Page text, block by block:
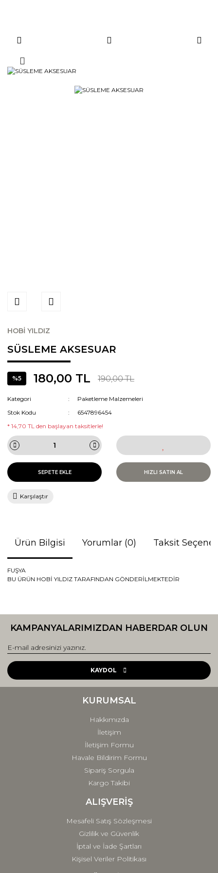
HOBİ YILDIZ
SÜSLEME AKSESUAR
%5 180,00 TL 190,00 TL
Kategori
Paketleme Malzemeleri
Stok Kodu
6547896454
* 14,70 TL den başlayan taksitlerle!
SEPETE EKLE HIZLI SATIN AL
Karşılaştır
Ürün Bilgisi Yorumlar (0) Taksit
FUŞYA
BU ÜRÜN HOBİ YILDIZ TARAFINDAN GÖNDERİLMEKTEDİR
konularda yetersiz gördüğünüz noktaları öneri formunu
Görüş ve önerileriniz için teşekkür ederiz.
Ürün resmi kalitesiz, bozuk veya görüntülenemiyor.
Ürün açıklamasında eksik bilgiler bulunuyor.
Ürün fiyatı diğer sitelerden daha pahalı.
Gönder
KAMPANYALARIMIZDAN HABERDAR OLUN
KAYDOL
KURUMSAL
Hakkımızda
İletişim
İletişim Formu
Havale Bildirim Formu
Sipariş Sorgula
Kargo Takibi
ALIŞVERİŞ
Mesafeli Satış Sözleşmesi
Gizlilik ve Güvenlik
İptal ve İade Şartları
Kişisel Veriler Politikası